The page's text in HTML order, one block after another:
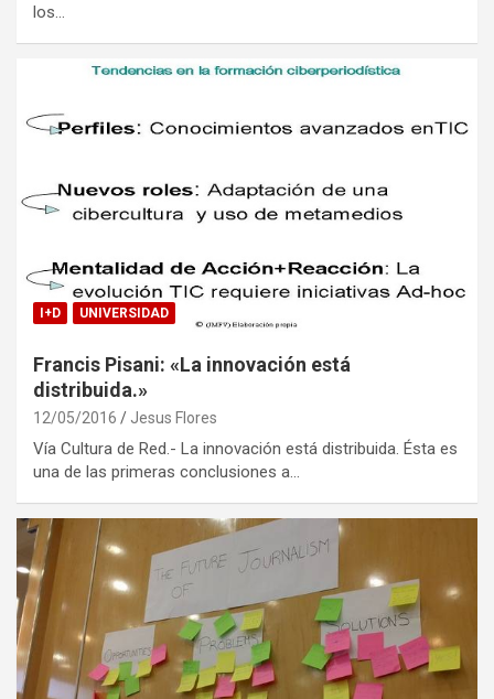
los…
I+D UNIVERSIDAD
Francis Pisani: «La innovación está
distribuida.»
12/05/2016 Jesus Flores
Vía Cultura de Red.- La innovación está distribuida. Ésta es
una de las primeras conclusiones a…